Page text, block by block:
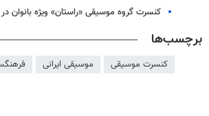
کنسرت گروه موسیقی «راستان» ویژه بانوان در
برچسب‌ها
کنسرت موسیقی موسیقی ایرانی